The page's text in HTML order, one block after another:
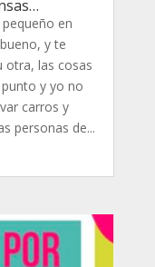
en
y te
otra, las cosas
y yo no
carros y
personas de...